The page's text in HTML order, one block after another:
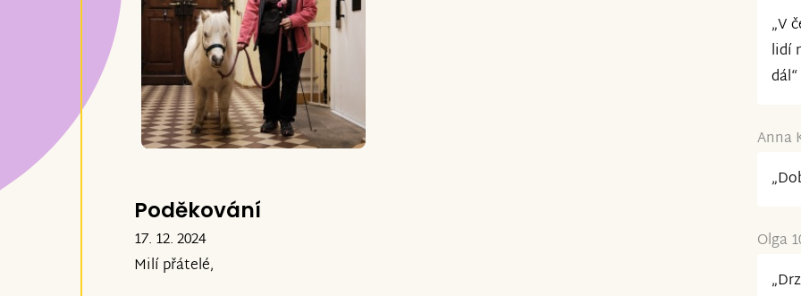
Poděkování
17. 12. 2024
Milí přátelé,
„V
lidí
dál“
Anna
Olga